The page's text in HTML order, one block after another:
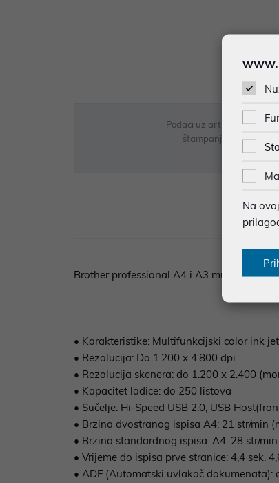
Podaci uz artikle su
štampanja te
Brother professional A4 i A3
• Karakteristike: Multifunkcijski color ink
• Rezolucija: Do 1.200 x 4.800 dpi
• Rezolucija skenera: do 1.200 x 2.400
• Kapacitet ladice: do 250 listova
• Sučelje: Hi-Speed USB 2.0, USB
• Brzina dvostranog ispisa A4: 21 str/min
• Brzina standardnog ispisa: A4: 28 str/
• Vrijeme do ispisa prve stranice: 4,4 sek.
• ADF (Automatski uvlakač dokumenata):
Na